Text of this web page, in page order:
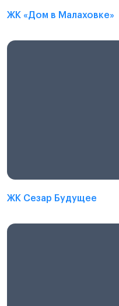
ЖК «Дом в Малаховке»
ЖК Сезар Будущее